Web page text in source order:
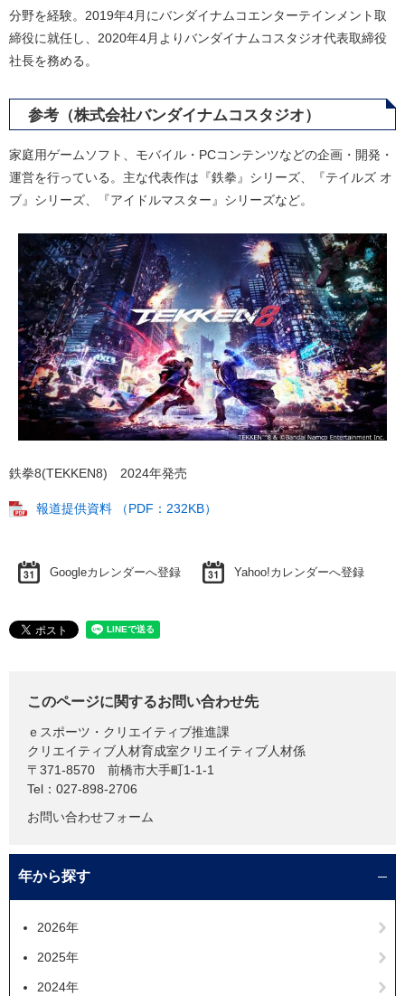
分野を経験。2019年4月にバンダイナムコエンターテインメント取
締役に就任し、2020年4月よりバンダイナムコスタジオ代表取締役
社長を務める。
参考（株式会社バンダイナムコスタジオ）
家庭用ゲームソフト、モバイル・PCコンテンツなどの企画・開発・
運営を行っている。主な代表作は『鉄拳』シリーズ、『テイルズ オ
ブ』シリーズ、『アイドルマスター』シリーズなど。
鉄拳8(TEKKEN8) 2024年発売
報道提供資料 （PDF：232KB）
Googleカレンダーへ登録 Yahoo!カレンダーへ登録
このページに関するお問い合わせ先
ｅスポーツ・クリエイティブ推進課
クリエイティブ人材育成室クリエイティブ人材係
〒371-8570
前橋市大手町1-1-1
Tel：027-898-2706
お問い合わせフォーム
年から探す
2026年
2025年
2024年